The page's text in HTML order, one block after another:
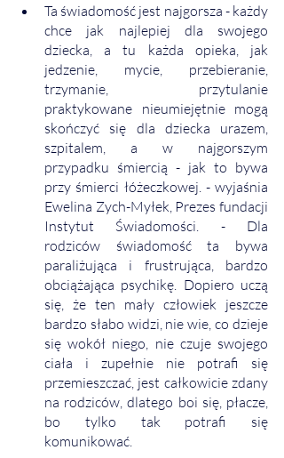
Ta świadomość jest najgorsza - każdy
chce jak najlepiej dla swojego
dziecka, a tu każda opieka, jak
jedzenie, mycie, przebieranie,
trzymanie, przytulanie
praktykowane nieumiejętnie mogą
skończyć się dla dziecka urazem,
szpitalem, a w najgorszym
przypadku śmiercią - jak to bywa
przy śmierci łóżeczkowej. - wyjaśnia
Ewelina Zych-Myłek, Prezes fundacji
Instytut Świadomości. - Dla
rodziców świadomość ta bywa
paraliżująca i frustrująca, bardzo
obciążająca psychikę. Dopiero uczą
się, że ten mały człowiek jeszcze
bardzo słabo widzi, nie wie, co dzieje
się wokół niego, nie czuje swojego
ciała i zupełnie nie potrafi się
przemieszczać, jest całkowicie zdany
na rodziców, dlatego boi się, płacze,
bo tylko tak potrafi się
komunikować.